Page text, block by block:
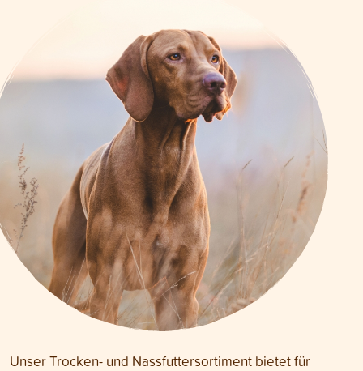
Unser Trocken- und Nassfuttersortiment bietet für